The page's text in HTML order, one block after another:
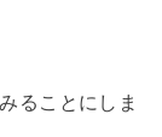
ることにしま